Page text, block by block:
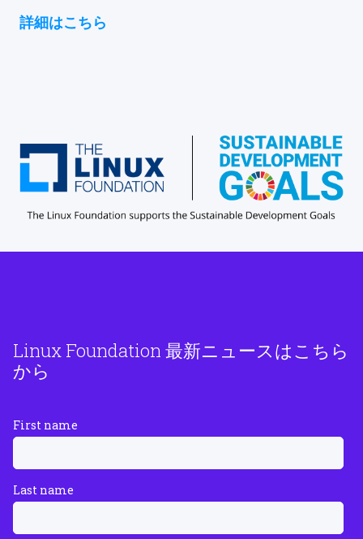
詳細はこちら
Linux Foundation 最新ニュースはこちら
から
First name
Last name